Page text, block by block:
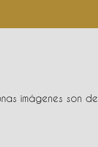
imágenes son de